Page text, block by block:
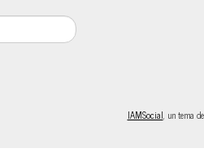
IAMSocial, un tema